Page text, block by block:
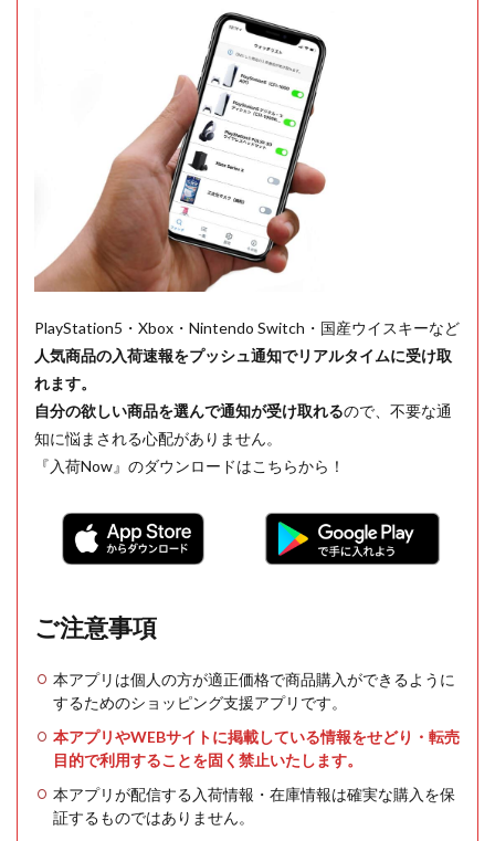
PlayStation5・Xbox・Nintendo Switch・国産ウイスキーなど
人気商品の入荷速報をプッシュ通知でリアルタイムに受け取
れます。
自分の欲しい商品を選んで通知が受け取れるので、不要な通
知に悩まされる心配がありません。
『入荷Now』のダウンロードはこちらから！
ご注意事項
本アプリは個人の方が適正価格で商品購入ができるように
するためのショッピング支援アプリです。
本アプリやWEBサイトに掲載している情報をせどり・転売
目的で利用することを固く禁止いたします。
本アプリが配信する入荷情報・在庫情報は確実な購入を保
証するものではありません。